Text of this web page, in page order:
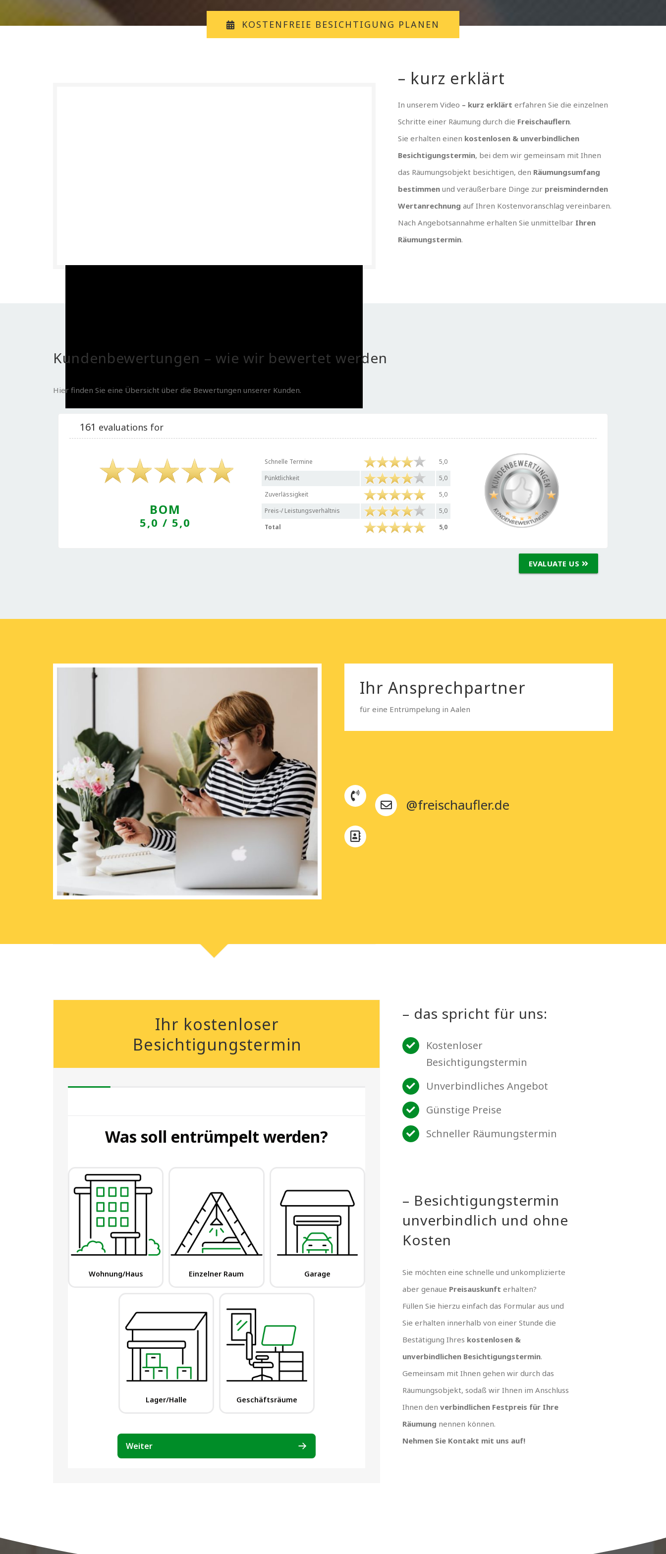
KOSTENFREIE BESICHTIGUNG PLANEN
– kurz erklärt
In unserem Video – kurz erklärt erfahren Sie die einzelnen
Schritte einer Räumung durch die Freischauflern.
Sie erhalten einen kostenlosen & unverbindlichen
Besichtigungstermin, bei dem wir gemeinsam mit Ihnen
das Räumungsobjekt besichtigen, den Räumungsumfang
bestimmen und veräußerbare Dinge zur preismindernden
Wertanrechnung auf Ihren Kostenvoranschlag vereinbaren.
Nach Angebotsannahme erhalten Sie unmittelbar Ihren
Räumungstermin.
Kundenbewertungen – wie wir bewertet werden
Hier finden Sie eine Übersicht über die Bewertungen unserer Kunden.
161 evaluations for
BOM
5,0 / 5,0
Schnelle Termine
5,0
Pünktlichkeit
5,0
Zuverlässigkeit
5,0
Preis-/ Leistungsverhältnis
5,0
Total
5,0
EVALUATE US
Ihr Ansprechpartner
für eine Entrümpelung in Aalen
@freischaufler.de
Ihr kostenloser
Besichtigungstermin
– das spricht für uns:
Kostenloser
Besichtigungstermin
Unverbindliches Angebot
Günstige Preise
Schneller Räumungstermin
– Besichtigungstermin
unverbindlich und ohne
Kosten
Sie möchten eine schnelle und unkomplizierte
aber genaue Preisauskunft erhalten?
Füllen Sie hierzu einfach das Formular aus und
Sie erhalten innerhalb von einer Stunde die
Bestätigung Ihres kostenlosen &
unverbindlichen Besichtigungstermin.
Gemeinsam mit Ihnen gehen wir durch das
Räumungsobjekt, sodaß wir Ihnen im Anschluss
Ihnen denverbindlichen Festpreis für Ihre
Räumung nennen können.
Nehmen Sie Kontakt mit uns auf!